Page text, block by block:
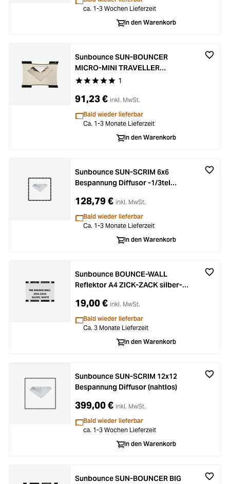
ca. 1-3 Wochen Lieferzeit
In den Warenkorb
Durchschnittliche Bewertung von 5 von 5
1
Sunbounce SUN-BOUNCER
MICRO-MINI TRAVELLER
Bespannung Zebra Gold/Silber
91,23 € inkl. MwSt.
Bald wieder lieferbar
Ca. 1-3 Monate Lieferzeit
In den Warenkorb
Sunbounce SUN-SCRIM 6x6
Bespannung Diffusor -1/3tel
128,79 € inkl. MwSt.
Bald wieder lieferbar
Ca. 1-3 Monate Lieferzeit
In den Warenkorb
Sunbounce BOUNCE-WALL
Reflektor A4 ZICK-ZACK silber-
19,00 € inkl. MwSt.
Bald wieder lieferbar
Ca. 3 Monate Lieferzeit
In den Warenkorb
Sunbounce SUN-SCRIM 12x12
Bespannung Diffusor (nahtlos)
399,00 € inkl. MwSt.
Bald wieder lieferbar
ca. 1-3 Wochen Lieferzeit
In den Warenkorb
Sunbounce SUN-BOUNCER BIG